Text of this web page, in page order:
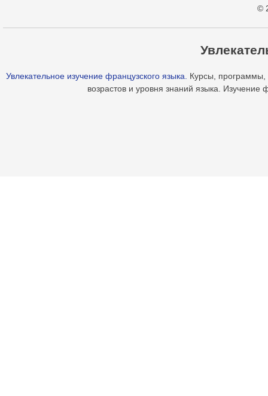
©
Увлекательное изучение французского языка.
Курсы,
возрастов и уровня знаний языка.